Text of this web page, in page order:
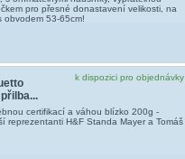
pro přesné donastavení velikosti, na
obvodem 53-65cm!
k dispozici pro objednávky
certifikací a váhou blízko 200g -
reprezentanti H&F Standa Mayer a Tomáš